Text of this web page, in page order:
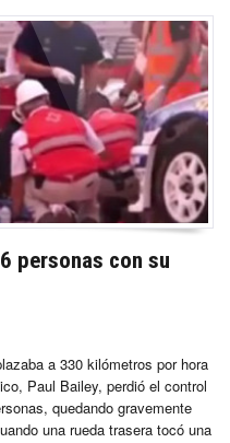
personas con su
a 330 kilómetros por hora
Paul Bailey, perdió el control
quedando gravemente
una rueda trasera tocó una